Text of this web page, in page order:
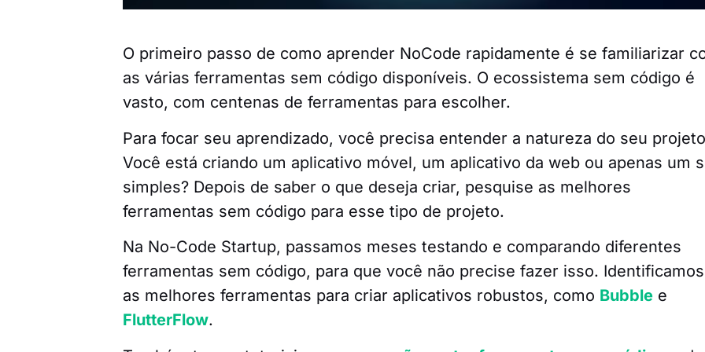
O primeiro passo de como aprender NoCode rapidamente é se familiarizar
as várias ferramentas sem código disponíveis. O ecossistema sem código é
vasto, com centenas de ferramentas para escolher.
Para focar seu aprendizado, você precisa entender a natureza do seu
Você está criando um aplicativo móvel, um aplicativo da web ou apenas um
simples? Depois de saber o que deseja criar, pesquise as melhores
ferramentas sem código para esse tipo de projeto.
Na No-Code Startup, passamos meses testando e comparando diferentes
ferramentas sem código, para que você não precise fazer isso. Identificamos
as melhores ferramentas para criar aplicativos robustos, como Bubble e
FlutterFlow.